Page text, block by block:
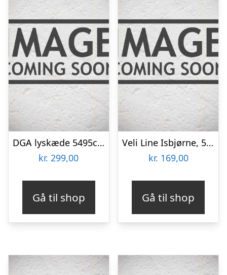
DGA lyskæde 5495cm – 1000led, 31v, Ip44 Mørk Grøn- 18271272
kr. 299,00
Gå til shop
Veli Line Isbjørne, 5-Pak Hvid
kr. 169,00
Gå til shop